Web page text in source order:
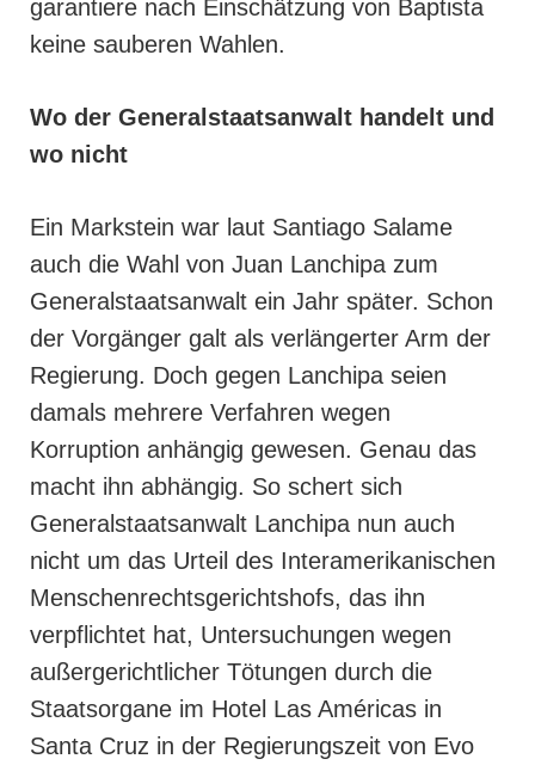
garantiere nach Einschätzung von Baptista
keine sauberen Wahlen.
Wo der Generalstaatsanwalt handelt und
wo nicht
Ein Markstein war laut Santiago Salame
auch die Wahl von Juan Lanchipa zum
Generalstaatsanwalt ein Jahr später. Schon
der Vorgänger galt als verlängerter Arm der
Regierung. Doch gegen Lanchipa seien
damals mehrere Verfahren wegen
Korruption anhängig gewesen. Genau das
macht ihn abhängig. So schert sich
Generalstaatsanwalt Lanchipa nun auch
nicht um das Urteil des Interamerikanischen
Menschenrechtsgerichtshofs, das ihn
verpflichtet hat, Untersuchungen wegen
außergerichtlicher Tötungen durch die
Staatsorgane im Hotel Las Américas in
Santa Cruz in der Regierungszeit von Evo